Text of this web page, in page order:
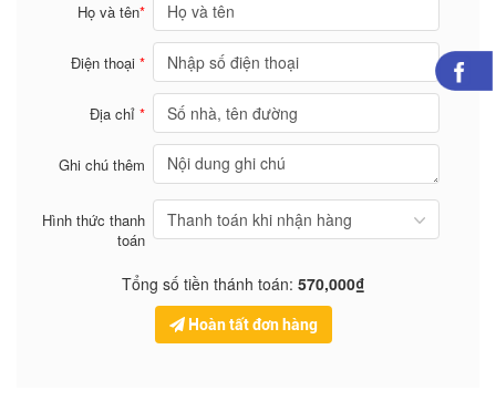
Họ và tên*
Điện thoại*
Địa chỉ*
Ghi chú thêm
Hình thức thanh
toán
Tổng số tiền thánh toán: 570,000₫
Hoàn tất đơn hàng